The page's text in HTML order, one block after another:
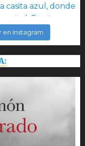
en Instagram